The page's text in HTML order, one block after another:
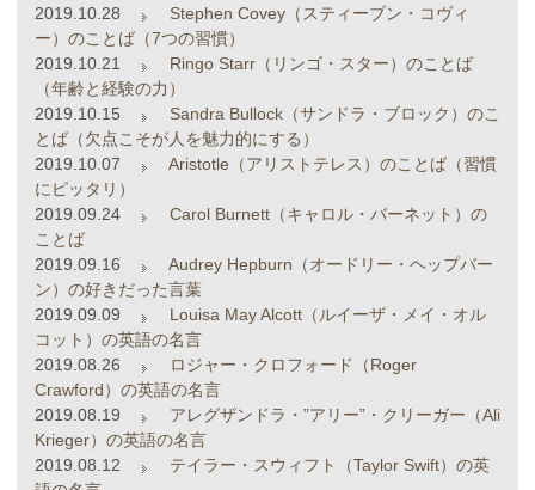
2019.10.28
Stephen Covey（スティーブン・コヴィ
ー）のことば（7つの習慣）
2019.10.21
Ringo Starr（リンゴ・スター）のことば
（年齢と経験の力）
2019.10.15
Sandra Bullock（サンドラ・ブロック）のこ
とば（欠点こそが人を魅力的にする）
2019.10.07
Aristotle（アリストテレス）のことば（習慣
にピッタリ）
2019.09.24
Carol Burnett（キャロル・バーネット）の
ことば
2019.09.16
Audrey Hepburn（オードリー・ヘップバー
ン）の好きだった言葉
2019.09.09
Louisa May Alcott（ルイーザ・メイ・オル
コット）の英語の名言
2019.08.26
ロジャー・クロフォード（Roger
Crawford）の英語の名言
2019.08.19
アレグザンドラ・”アリー”・クリーガー（Ali
Krieger）の英語の名言
2019.08.12
テイラー・スウィフト（Taylor Swift）の英